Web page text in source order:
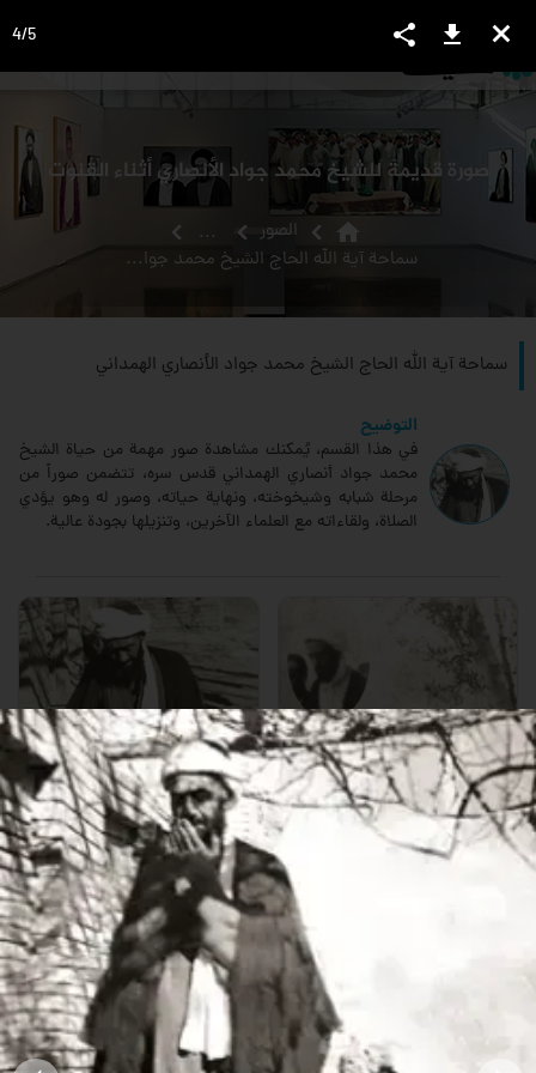
view_headline
صورة قديمة للشيخ محمد جواد الأنصاري أثناء القنوت
home الصور
...
سماحة آیة الله الحاج الشيخ محمد جواد الأنصاري الهمداني
سماحة آیة الله الحاج الشيخ محمد جواد الأنصاري الهمداني
التوضيح
في هذا القسم، يُمكنك مشاهدة صور مهمة من حياة الشيخ
محمد جواد أنصاري الهمداني قدس سره، تتضمن صوراً من
مرحلة شبابه وشيخوخته، ونهاية حياته، وصور له وهو يؤدي
الصلاة، ولقاءاته مع العلماء الآخرين، وتنزيلها بجودة عالية.
صورة قديمة نادرة للشيخ محمد
أشهر صورة للشيخ محمد جواد
الأنصاري أثناء الصلاة في منزله
close
download
share
4/5